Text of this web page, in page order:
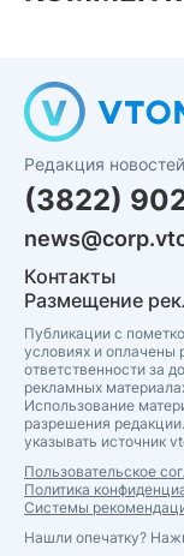
Редакция
(3822)
Контакты
Размещение
Публикации с
условиях и оплачены
ответственности за
рекламных
Использование
разрешения
указывать источник
Пользовательское
Политика
Системы
Нашли опечатку?